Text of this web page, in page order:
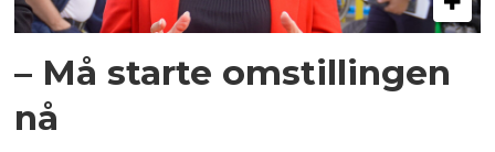
– Må starte omstillingen
nå